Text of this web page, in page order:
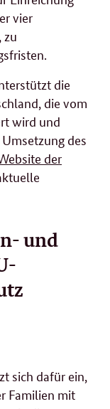
vier
zu
die
die vom
wird und
des
der
und
sich dafür ein,
Familien mit